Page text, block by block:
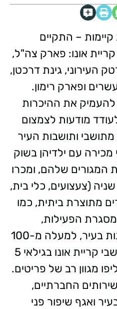
– התקיים
אונו: פארק צה"ל,
העירוני, גינת דרכטן,
ופארק רימון.
את ההיכרות
מודעות לצמצום
ותושבות העיר
מכירה עם ילדיהן בשוק
המגורים שלהם, ומכרו
(צעצועים, כלי בית,
מתוצרת ביתית, כמו
הפעילות,
הועמדו בפארקים ובגינות בעיר, למעלה מ-100
דוכנים של תושבות ותושבי קריית אונו בגילאי 5
מגוון רב של פריטים.
החברתיים,
ואגף שיפור פני